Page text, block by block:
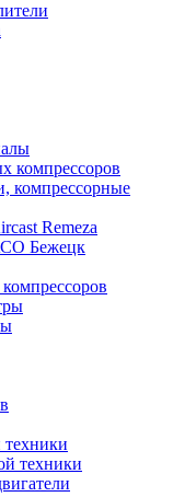
компрессоров
компрессорные
Remeza
Бежецк
техники